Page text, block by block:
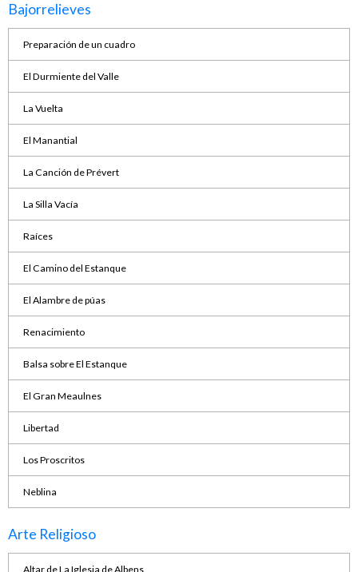
Bajorrelieves
Preparación de un cuadro
El Durmiente del Valle
La Vuelta
El Manantial
La Canción de Prévert
La Silla Vacía
Raíces
El Camino del Estanque
El Alambre de púas
Renacimiento
Balsa sobre El Estanque
El Gran Meaulnes
Libertad
Los Proscritos
Neblina
Arte Religioso
Altar de La Iglesia de Albens